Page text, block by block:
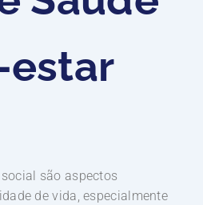
estar
são aspectos
de vida, especialmente